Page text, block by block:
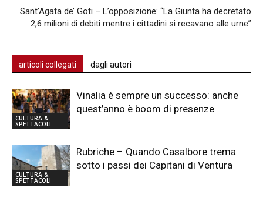
Sant’Agata de’ Goti – L’opposizione: “La Giunta ha decretato
2,6 milioni di debiti mentre i cittadini si recavano alle urne”
articoli collegati dagli autori
CULTURA &
SPETTACOLI
Vinalia è sempre un successo: anche
quest’anno è boom di presenze
CULTURA &
SPETTACOLI
Rubriche – Quando Casalbore trema
sotto i passi dei Capitani di Ventura